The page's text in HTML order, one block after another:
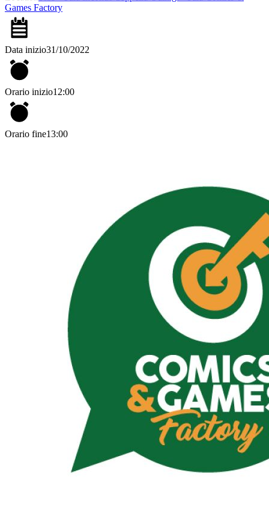
Games Factory
Data inizio31/10/2022
Orario inizio12:00
Orario fine13:00